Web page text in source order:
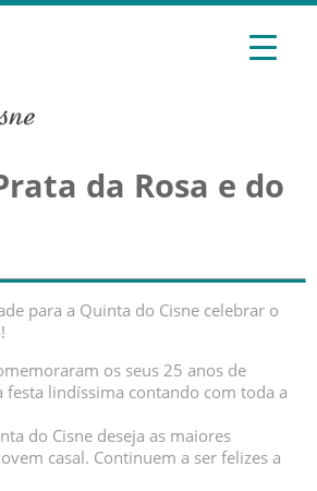
da Rosa e do
para a Quinta do Cisne celebrar o
os seus 25 anos de
festa lindíssima contando com toda a
do Cisne deseja as maiores
casal. Continuem a ser felizes a